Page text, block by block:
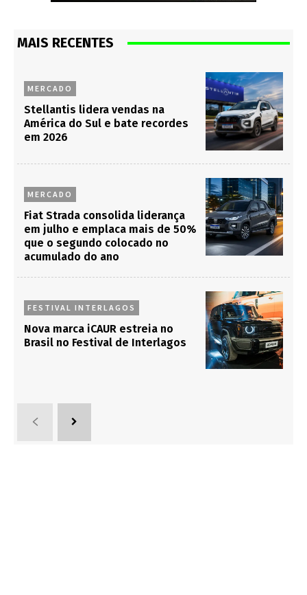
MAIS RECENTES
MERCADO
Stellantis lidera vendas na
América do Sul e bate recordes
em 2026
MERCADO
Fiat Strada consolida liderança
em julho e emplaca mais de 50%
que o segundo colocado no
acumulado do ano
FESTIVAL INTERLAGOS
Nova marca iCAUR estreia no
Brasil no Festival de Interlagos